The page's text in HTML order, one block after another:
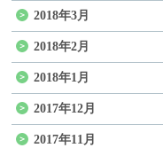
2018年3月
2018年2月
2018年1月
2017年12月
2017年11月